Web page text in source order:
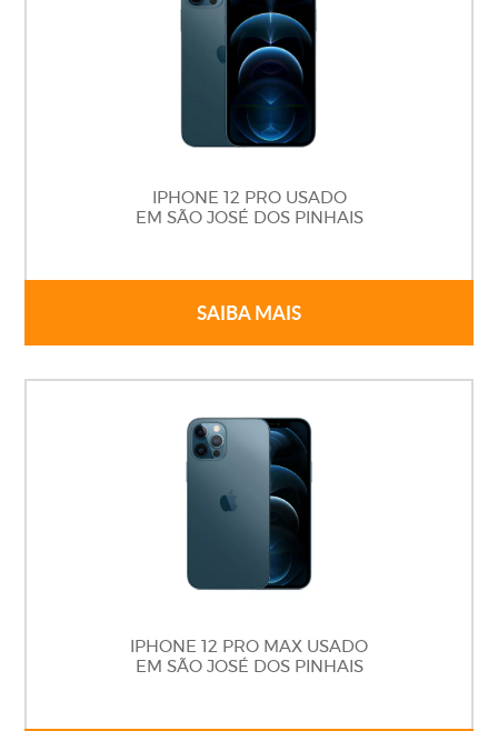
IPHONE 12 PRO USADO
EM SÃO JOSÉ DOS PINHAIS
SAIBA MAIS
IPHONE 12 PRO MAX USADO
EM SÃO JOSÉ DOS PINHAIS